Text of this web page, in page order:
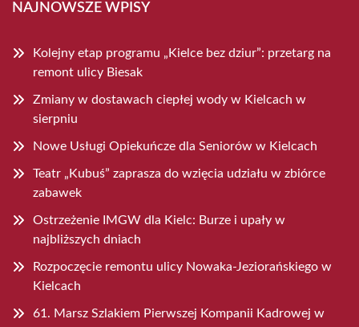
NAJNOWSZE WPISY
Kolejny etap programu „Kielce bez dziur”: przetarg na
remont ulicy Biesak
Zmiany w dostawach ciepłej wody w Kielcach w
sierpniu
Nowe Usługi Opiekuńcze dla Seniorów w Kielcach
Teatr „Kubuś” zaprasza do wzięcia udziału w zbiórce
zabawek
Ostrzeżenie IMGW dla Kielc: Burze i upały w
najbliższych dniach
Rozpoczęcie remontu ulicy Nowaka-Jeziorańskiego w
Kielcach
61. Marsz Szlakiem Pierwszej Kompanii Kadrowej w